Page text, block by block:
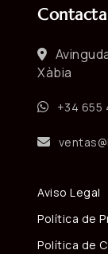
Xàbia
+34 655
Aviso Legal
Política de
Política de